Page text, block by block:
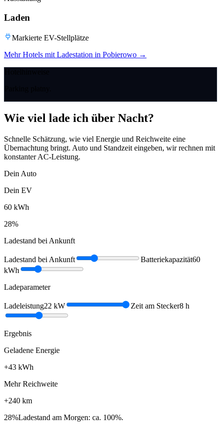
Laden
Markierte EV-Stellplätze
Mehr Hotels mit Ladestation in Pobierowo →
Wie viel lade ich über Nacht?
Schnelle Schätzung, wie viel Energie und Reichweite eine
Übernachtung bringt. Auto und Standzeit eingeben, wir rechnen mit
konstanter AC-Leistung.
Dein Auto
Dein EV
60 kWh
28%
Ladestand bei Ankunft
Ladestand bei Ankunft Batteriekapazität60
kWh
Ladeparameter
Ladeleistung22 kW Zeit am Stecker8 h
Ergebnis
Geladene Energie
+43 kWh
Mehr Reichweite
+240 km
28%Ladestand am Morgen: ca. 100%.